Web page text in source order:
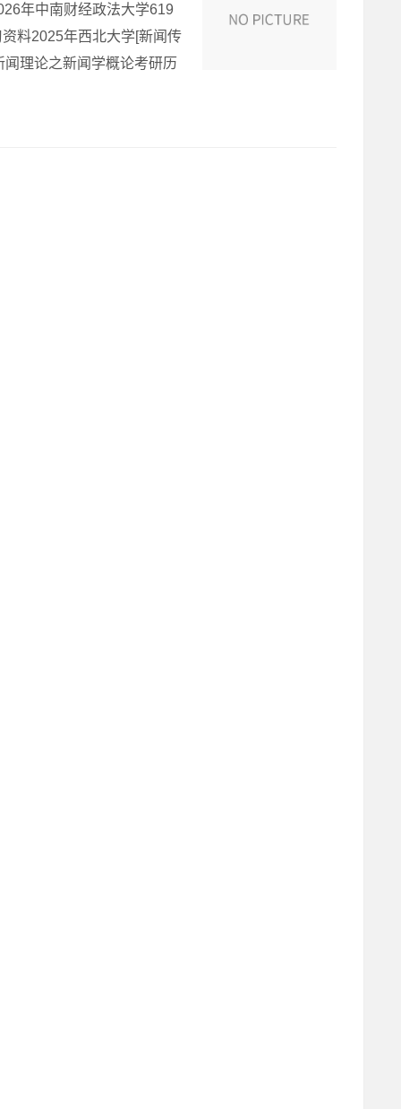
年中南财经政法大学619
料2025年西北大学[新闻传
理论之新闻学概论考研历